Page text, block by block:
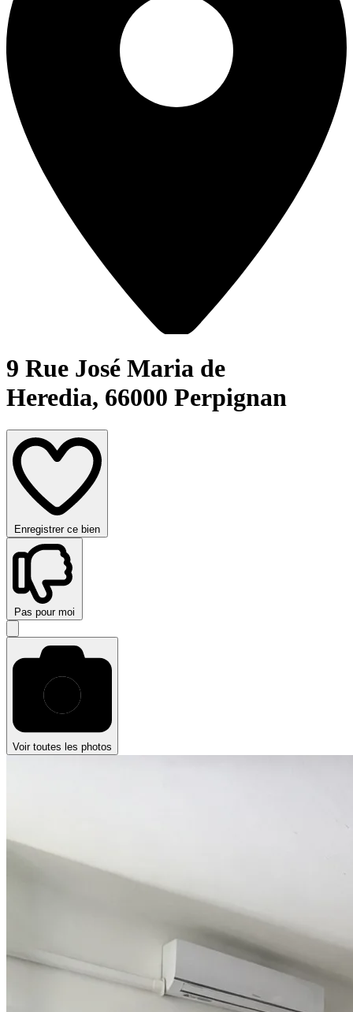
9 Rue José Maria de
Heredia, 66000 Perpignan
Enregistrer ce bien
Pas pour moi
Voir toutes les photos